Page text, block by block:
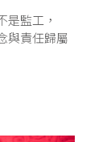
是監工，
與責任歸屬